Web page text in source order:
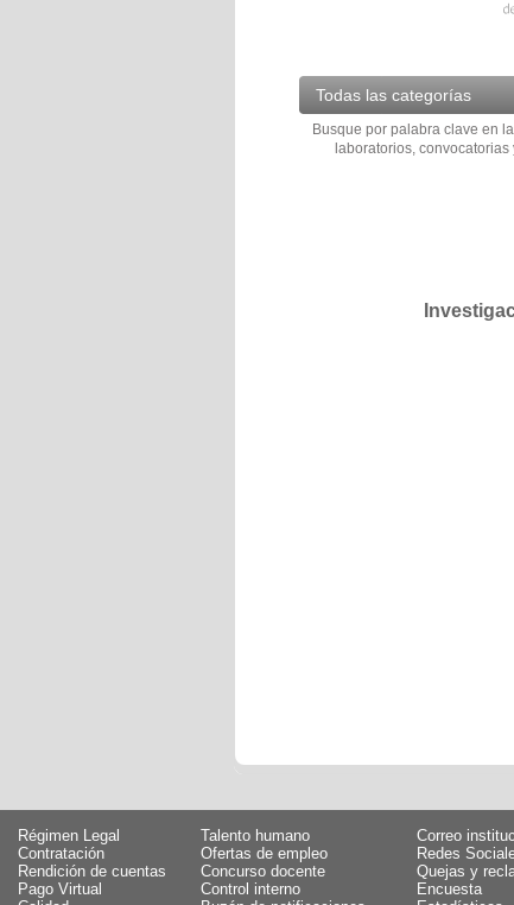
Todas las categorías
Busque por palabra clave en
laboratorios,
Régimen Legal
Talento humano
Contratación
Ofertas de empleo
Rendición de cuentas
Concurso docente
Pago Virtual
Control interno
Correo
Redes
Quejas y
Encuesta